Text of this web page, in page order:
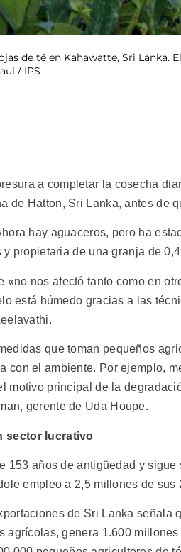
de té en Kahawatte, Sri
/ IPS
a completar la cosecha
de Hatton, Sri Lanka, antes de
hay aguaceros, pero ha
propietaria de una granja de
«no nos afectó tanto como en
está húmedo gracias a las
que toman pequeños
con el ambiente. Por ejemplo,
motivo principal de la
gerente de Uda Houpe.
sector lucrativo
153 años de antigüedad y
empleo a 2,5 millones de sus
de Sri Lanka señala
agrícolas, genera 1.600